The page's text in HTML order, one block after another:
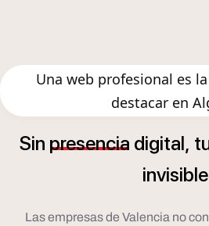
Una web profesional es
destacar en
Sin presencia digital,
invisible
Las empresas de Valencia no